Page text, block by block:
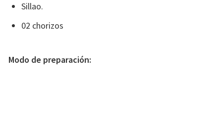
Sillao.
02 chorizos
Modo de preparación: